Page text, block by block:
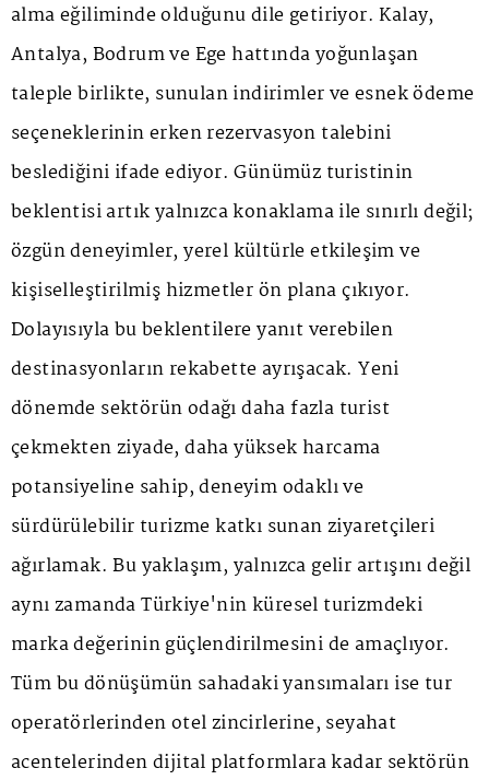
alma eğiliminde olduğunu dile getiriyor. Kalay,
Antalya, Bodrum ve Ege hattında yoğunlaşan
taleple birlikte, sunulan indirimler ve esnek ödeme
seçeneklerinin erken rezervasyon talebini
beslediğini ifade ediyor. Günümüz turistinin
beklentisi artık yalnızca konaklama ile sınırlı değil;
özgün deneyimler, yerel kültürle etkileşim ve
kişiselleştirilmiş hizmetler ön plana çıkıyor.
Dolayısıyla bu beklentilere yanıt verebilen
destinasyonların rekabette ayrışacak. Yeni
dönemde sektörün odağı daha fazla turist
çekmekten ziyade, daha yüksek harcama
potansiyeline sahip, deneyim odaklı ve
sürdürülebilir turizme katkı sunan ziyaretçileri
ağırlamak. Bu yaklaşım, yalnızca gelir artışını değil
aynı zamanda Türkiye'nin küresel turizmdeki
marka değerinin güçlendirilmesini de amaçlıyor.
Tüm bu dönüşümün sahadaki yansımaları ise tur
operatörlerinden otel zincirlerine, seyahat
acentelerinden dijital platformlara kadar sektörün